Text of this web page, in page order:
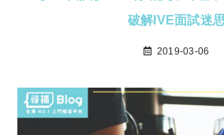
破解IVE面試迷思
2019-03-06